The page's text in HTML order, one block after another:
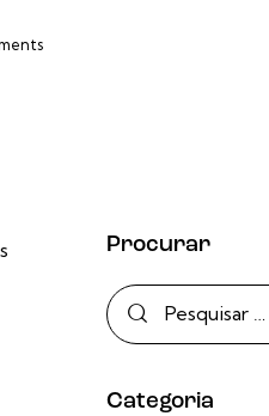
Procurar
Categoria